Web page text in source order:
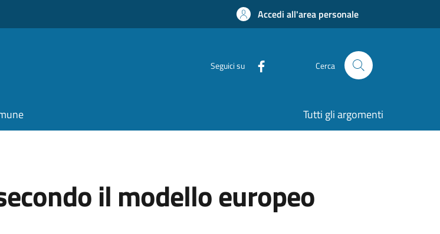
Accedi all'area personale
Seguici su Cerca
Tutti gli argomenti
il modello europeo